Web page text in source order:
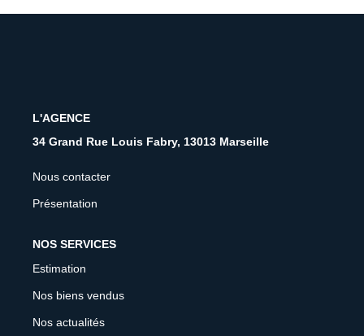
L'AGENCE
34 Grand Rue Louis Fabry, 13013 Marseille
Nous contacter
Présentation
NOS SERVICES
Estimation
Nos biens vendus
Nos actualités